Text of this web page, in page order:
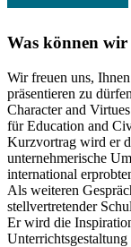
Was können
Wir freuen uns,
präsentieren zu
Character and
für Education and
Kurzvortrag wird er
unternehmerische
international
Als weiteren
stellvertretender
Er wird die